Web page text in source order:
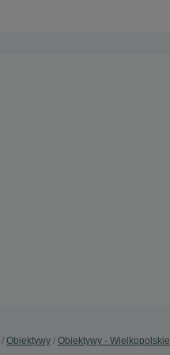
Obiektywy Obiektywy - Wielkopolskie